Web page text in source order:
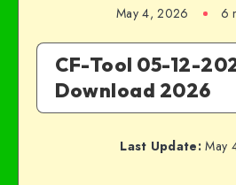
May 4, 2026 6
CF-Tool 05-12-
Download 2026
Last Update: May